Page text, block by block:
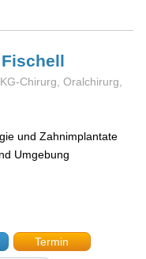
Fischell
Chirurg, Oralchirurg,
und Zahnimplantate
Umgebung
Termin